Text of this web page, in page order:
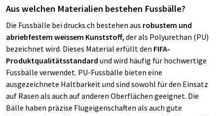
Aus welchen Materialien bestehen Fussbälle?
Die Fussbälle bei drucks.ch bestehen aus robustem und
abriebfestem weissem Kunststoff, der als Polyurethan (PU)
bezeichnet wird. Dieses Material erfüllt den FIFA-
Produktqualitätsstandard und wird häufig für hochwertige
Fussbälle verwendet. PU-Fussbälle bieten eine
ausgezeichnete Haltbarkeit und sind sowohl für den Einsatz
auf Rasen als auch auf anderen Oberflächen geeignet. Die
Bälle haben präzise Flugeigenschaften als auch gute